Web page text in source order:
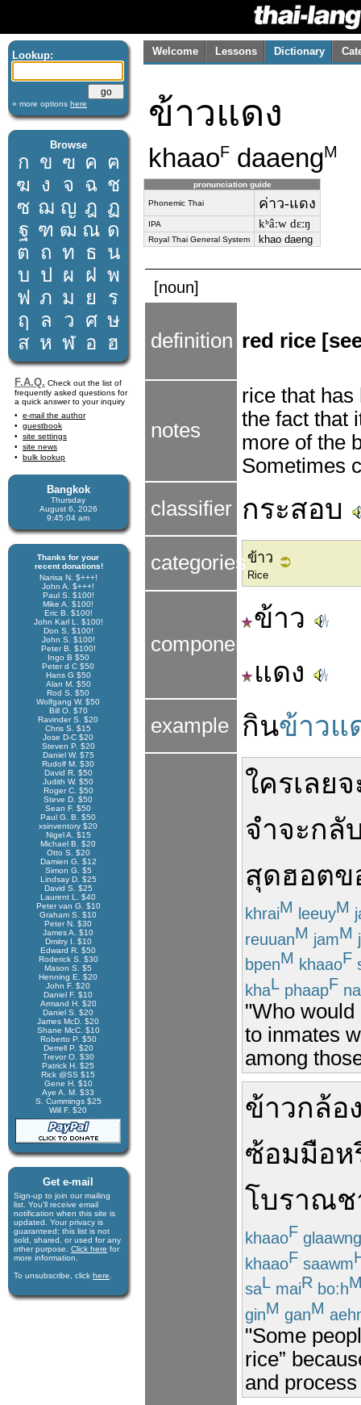
Lookup:
» more options here
Browse
ก ข ฃ ค ฅ
ฆ ง จ ฉ ช
ซ ฌ ญ ฎ ฏ
ฐ ฑ ฒ ณ ด
ต ถ ท ธ น
บ ป ผ ฝ พ
ฟ ภ ม ย
ร
ฤ
ล ว ศ ษ
ส ห ฬ อ ฮ
F.A.Q. Check out the list of
frequently asked questions for
a quick answer to your inquiry
e-mail the author
guestbook
site settings
site news
bulk lookup
Bangkok
Thursday
August 6, 2026
9:45:05 am
Thanks for your
recent donations!
Narisa N. $+++!
John A. $+++!
Paul S. $100!
Mike A. $100!
Eric B. $100!
John Karl L. $100!
Don S. $100!
John S. $100!
Peter B. $100!
Ingo B $50
Peter d C $50
Hans G $50
Alan M. $50
Rod S. $50
Wolfgang W. $50
Bill O. $70
Ravinder S. $20
Chris S. $15
Jose D-C $20
Steven P. $20
Daniel W. $75
Rudolf M. $30
David R. $50
Judith W. $50
Roger C. $50
Steve D. $50
Sean F. $50
Paul G. B. $50
xsinventory $20
Nigel A. $15
Michael B. $20
Otto S. $20
Damien G. $12
Simon G. $5
Lindsay D. $25
David S. $25
Laurent L. $40
Peter van G. $10
Graham S. $10
Peter N. $30
James A. $10
Dmitry I. $10
Edward R. $50
Roderick S. $30
Mason S. $5
Henning E. $20
John F. $20
Daniel F. $10
Armand H. $20
Daniel S. $20
James McD. $20
Shane McC. $10
Roberto P. $50
Derrell P. $20
Trevor O. $30
Patrick H. $25
Rick @SS $15
Gene H. $10
Aye A. M. $33
S. Cummings $25
Will F. $20
Get e-mail
Sign-up to join our mail­ing
list. You'll receive e­mail
notification when this site is
updated. Your privacy is
guaran­teed; this list is not
sold, shared, or used for any
other purpose. Click here for
more infor­mation.
To unsubscribe, click here
Welcome Lessons Dictionary
ข้าวแดง
khaaoF daaengM
pronunciation guide
Phonemic Thai ค่าว-แดง
IPA kʰâːw dɛːŋ
Royal Thai General System khao daeng
[noun]
definition red rice
notes
rice that has
the fact that
more of the
Sometimes
classifier กระสอบ
categoriesข้าว
Rice
components
ข้าว
แดง
example กินข้าวแ
ใครเลยจ
จำจะกลั
สุดฮอตข
khraiM leeuyM
reuuanM jamM
bpenM khaaoF
khaL phaapF
"Who would
to inmates
among
ข้าวกล้อ
ซ้อมมือห
โบราณ
khaaoF glaawng
khaaoF saawm
saL maiR bo:h
ginM ganM
"Some
rice”
and